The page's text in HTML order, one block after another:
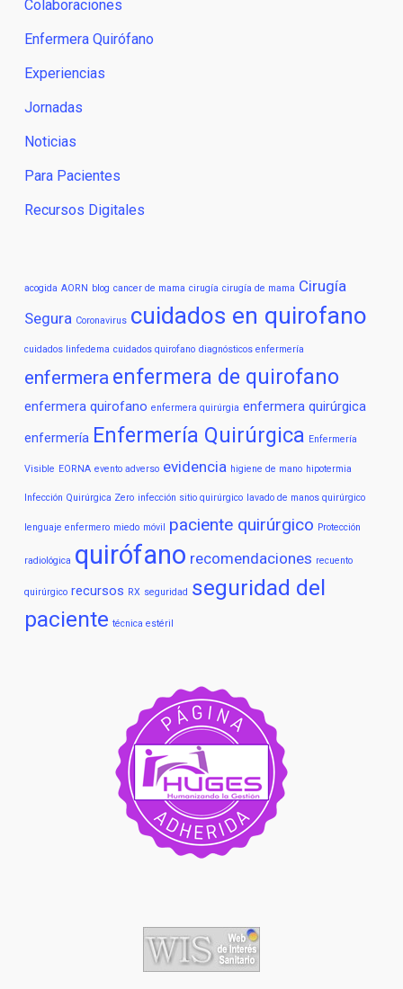
Colaboraciones
Enfermera Quirófano
Experiencias
Jornadas
Noticias
Para Pacientes
Recursos Digitales
acogida AORN blog cancer de mama cirugía cirugía de mama Cirugía
Segura Coronavirus cuidados en quirofano
cuidados linfedema cuidados quirofano diagnósticos enfermería
enfermera enfermera de quirofano
enfermera quirofano enfermera quirúrgia enfermera quirúrgica
enfermería Enfermería Quirúrgica Enfermería
Visible EORNA evento adverso evidencia higiene de mano hipotermia
Infección Quirúrgica Zero infección sitio quirúrgico lavado de manos quirúrgico
lenguaje enfermero miedo móvil paciente quirúrgico Protección
radiológica quirófano recomendaciones recuento
quirúrgico recursos RX seguridad seguridad del
paciente técnica estéril